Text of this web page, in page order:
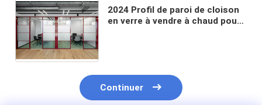
2024 Profil de paroi de cloison
en verre à vendre à chaud pour
Continuer